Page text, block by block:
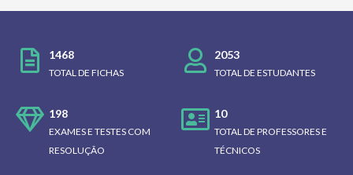
1468
TOTAL DE FICHAS
2053
TOTAL DE ESTUDANTES
198
EXAMES E TESTES COM
RESOLUÇÃO
10
TOTAL DE PROFESSORES E
TÉCNICOS